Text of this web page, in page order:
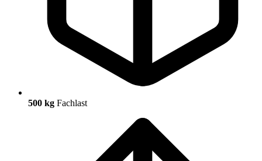
500 kg Fachlast